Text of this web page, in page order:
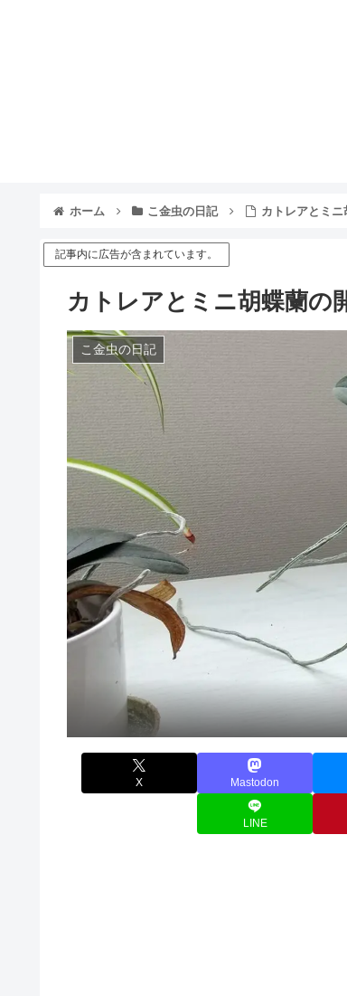
ホーム こ金虫の日記 カトレアとミ
記事内に広告が含まれています。
カトレアとミニ胡蝶蘭の
こ金虫の日記
X Mastodon
LINE